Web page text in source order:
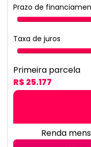
Prazo de
Taxa de juros
Primeira parcela
R$ 25.177
Renda